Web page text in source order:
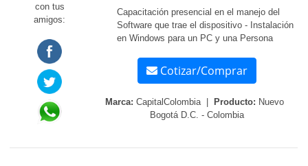
con tus
amigos:
Capacitación presencial en el manejo del
Software que trae el dispositivo - Instalación
en Windows para un PC y una Persona
Cotizar/Comprar
Marca: CapitalColombia | Producto: Nuevo
Bogotá D.C. - Colombia